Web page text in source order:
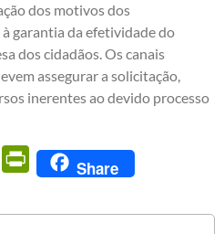
dos motivos dos
garantia da efetividade do
dos cidadãos. Os canais
assegurar a solicitação,
inerentes ao devido processo
Email PrintFriendly
Share